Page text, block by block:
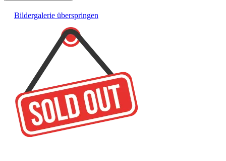
Bildergalerie überspringen